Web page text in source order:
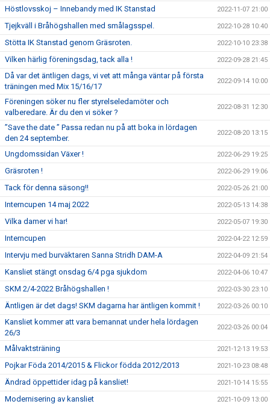
Höstlovsskoj – Innebandy med IK Stanstad 2022-11-07 21:00
Tjejkväll i Bråhögshallen med smålagsspel. 2022-10-28 10:40
Stötta IK Stanstad genom Gräsroten. 2022-10-10 23:38
Vilken härlig föreningsdag, tack alla ! 2022-09-28 21:45
Då var det äntligen dags, vi vet att många väntar på första
träningen med Mix 15/16/17
2022-09-14 10:00
Föreningen söker nu fler styrelseledamöter och
valberedare. Är du den vi söker ?
2022-08-31 12:30
”Save the date ” Passa redan nu på att boka in lördagen
den 24 september.
2022-08-20 13:15
Ungdomssidan Växer ! 2022-06-29 19:25
Gräsroten ! 2022-06-29 19:06
Tack för denna säsong!! 2022-05-26 21:00
Interncupen 14 maj 2022 2022-05-13 14:38
Vilka damer vi har! 2022-05-07 19:30
Interncupen 2022-04-22 12:59
Intervju med burväktaren Sanna Stridh DAM-A 2022-04-09 21:54
Kansliet stängt onsdag 6/4 pga sjukdom 2022-04-06 10:47
SKM 2/4-2022 Bråhögshallen ! 2022-03-30 23:10
Äntligen är det dags! SKM dagarna har äntligen kommit ! 2022-03-26 00:10
Kansliet kommer att vara bemannat under hela lördagen
26/3
2022-03-26 00:04
Målvaktsträning 2021-12-13 19:53
Pojkar Föda 2014/2015 & Flickor födda 2012/2013 2021-10-23 08:48
Ändrad öppettider idag på kansliet! 2021-10-14 15:55
Modernisering av kansliet 2021-10-09 13:00